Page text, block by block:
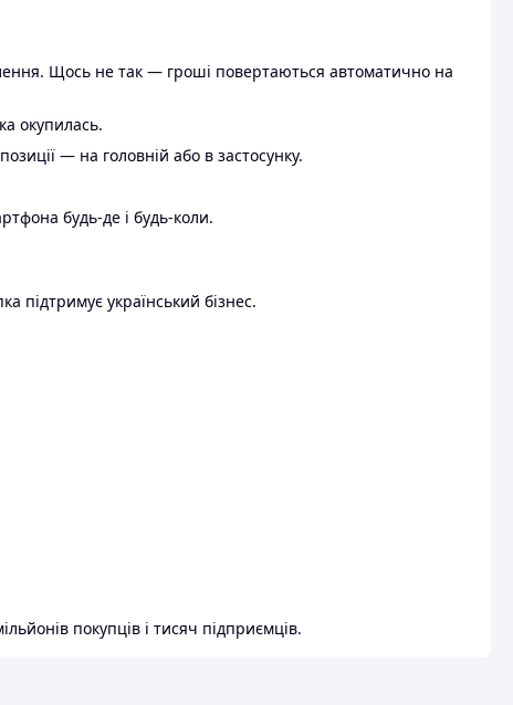
Щось не так — гроші повертаються автоматично на
окупилась.
— на головній або в застосунку.
будь-де і будь-коли.
підтримує український бізнес.
покупців і тисяч підприємців.